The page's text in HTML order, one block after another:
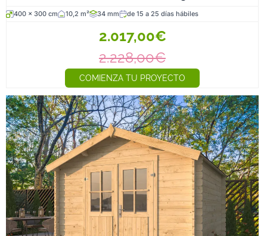
400 x 300 cm 10,2 m² 34 mm de 15 a 25 días hábiles
2.017,00€
2.228,00€
COMIENZA TU PROYECTO